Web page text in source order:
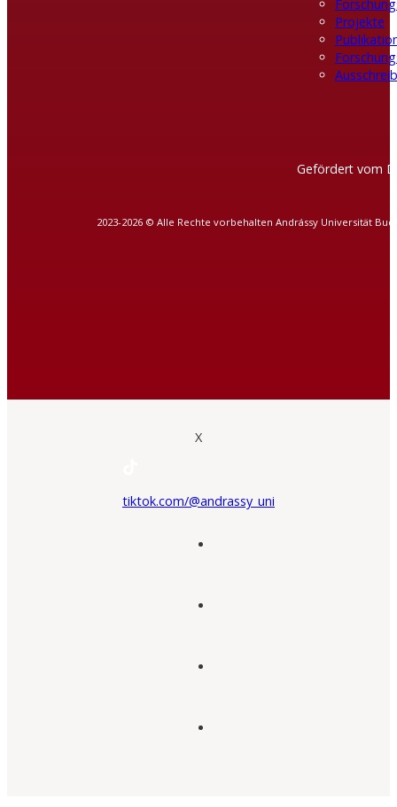
Projekte
Gefördert vom
2023-2026 © Alle Rechte vorbehalten Andrássy Universität
X
tiktok.com/@andrassy_uni